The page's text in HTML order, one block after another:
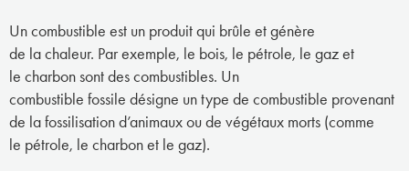
Un combustible est un produit qui brûle et génère
de la chaleur. Par exemple, le bois, le pétrole, le gaz et
le charbon sont des combustibles. Un
combustible fossile désigne un type de combustible provenant
de la fossilisation d’animaux ou de végétaux morts (comme
le pétrole, le charbon et le gaz).